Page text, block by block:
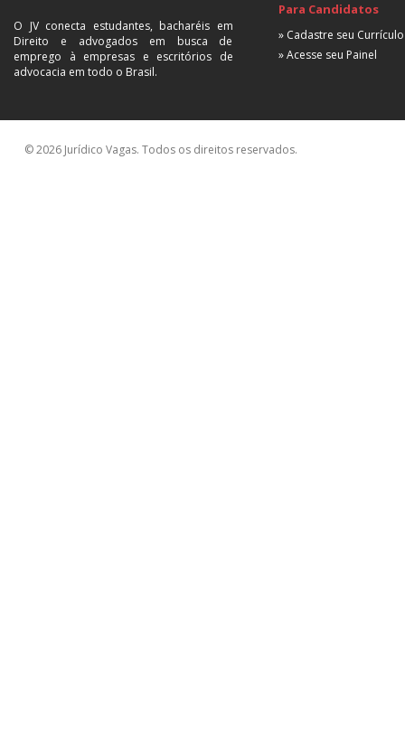
O JV conecta estudantes, bacharéis em
Direito e advogados em busca de
emprego à empresas e escritórios de
advocacia em todo o Brasil.
Para Candidatos
» Cadastre seu Currículo
» Acesse seu Painel
© 2026 Jurídico Vagas. Todos os direitos reservados.